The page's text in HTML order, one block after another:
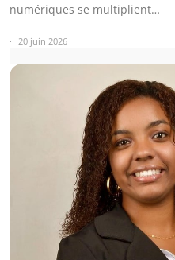
numériques se multiplient…
20 juin 2026